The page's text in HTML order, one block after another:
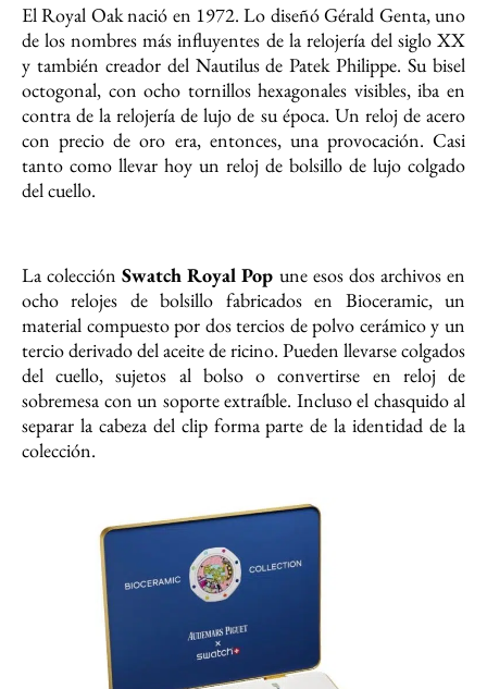
El Royal Oak nació en 1972. Lo diseñó Gérald Genta, uno
de los nombres más influyentes de la relojería del siglo XX
y también creador del Nautilus de Patek Philippe. Su bisel
octogonal, con ocho tornillos hexagonales visibles, iba en
contra de la relojería de lujo de su época. Un reloj de acero
con precio de oro era, entonces, una provocación. Casi
tanto como llevar hoy un reloj de bolsillo de lujo colgado
del cuello.
La colecciónSwatch Royal Pop une esos dos archivos en
ocho relojes de bolsillo fabricados en Bioceramic, un
material compuesto por dos tercios de polvo cerámico y un
tercio derivado del aceite de ricino. Pueden llevarse colgados
del cuello, sujetos al bolso o convertirse en reloj de
sobremesa con un soporte extraíble. Incluso el chasquido al
separar la cabeza del clip forma parte de la identidad de la
colección.